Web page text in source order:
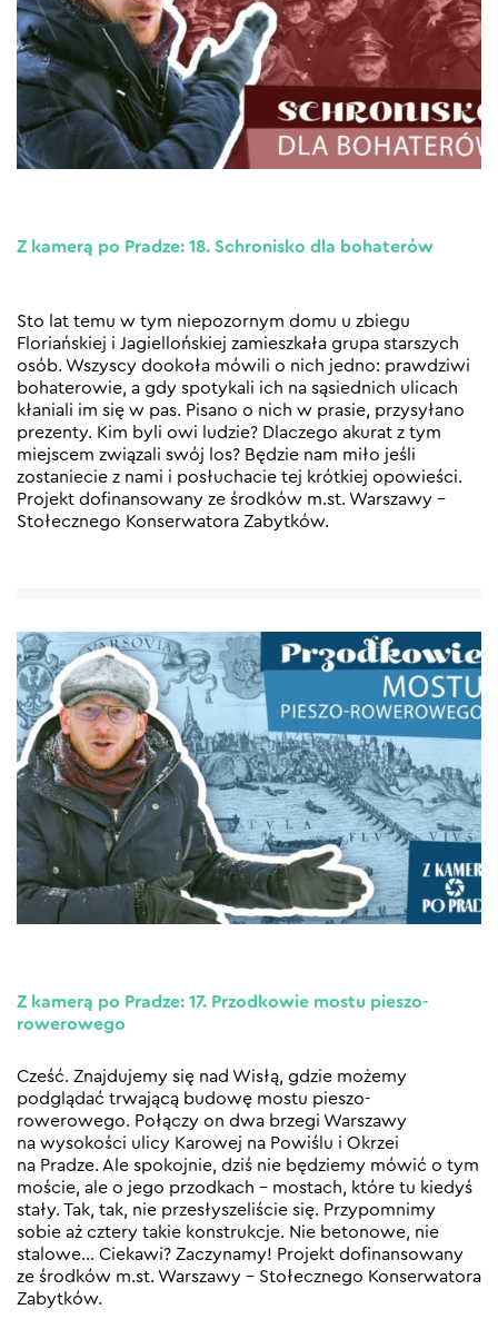
Z kamerą po Pradze: 18. Schronisko dla bohaterów
Sto lat temu w tym niepozornym domu u zbiegu
Floriańskiej i Jagiellońskiej zamieszkała grupa starszych
osób. Wszyscy dookoła mówili o nich jedno: prawdziwi
bohaterowie, a gdy spotykali ich na sąsiednich ulicach
kłaniali im się w pas. Pisano o nich w prasie, przysyłano
prezenty. Kim byli owi ludzie? Dlaczego akurat z tym
miejscem związali swój los? Będzie nam miło jeśli
zostaniecie z nami i posłuchacie tej krótkiej opowieści.
Projekt dofinansowany ze środków m.st. Warszawy –
Stołecznego Konserwatora Zabytków.
Z kamerą po Pradze: 17. Przodkowie mostu pieszo-
rowerowego
Cześć. Znajdujemy się nad Wisłą, gdzie możemy
podglądać trwającą budowę mostu pieszo-
rowerowego. Połączy on dwa brzegi Warszawy
na wysokości ulicy Karowej na Powiślu i Okrzei
na Pradze. Ale spokojnie, dziś nie będziemy mówić o tym
moście, ale o jego przodkach – mostach, które tu kiedyś
stały. Tak, tak, nie przesłyszeliście się. Przypomnimy
sobie aż cztery takie konstrukcje. Nie betonowe, nie
stalowe… Ciekawi? Zaczynamy! Projekt dofinansowany
ze środków m.st. Warszawy – Stołecznego Konserwatora
Zabytków.